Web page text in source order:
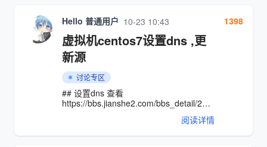
class="layui-icon layui-icon-note">
</i>AFF</span>
https://www.wangmingchang.com/
<span style="display: ruby; padding:0px
10px; background-color: rgb(59 130
246); color: white; text-align: center;
font-size: 14px; cursor: pointer; border-
radius: 15px;line-heig
Hello 普通用户 10-23 10:43
虚拟机centos7设置dns ,更
新源
讨论专区
## 设置dns 查看
https://bbs.jianshe2.com/bbs_detail/295.html
## 更新源 1根据你提供的截图，yum 在
尝试访问存储库时出现了问题，提示
Cannot find a valid baseurl for repo:
阅读详情
1398